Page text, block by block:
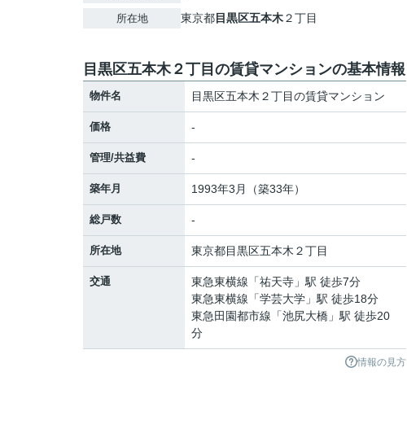
所在地 東京都目黒区五本木２丁目
目黒区五本木２丁目の賃貸マンションの基本情報
物件名 目黒区五本木２丁目の賃貸マンション
価格 -
管理/共益費 -
築年月 1993年3月（築33年）
総戸数 -
所在地 東京都目黒区五本木 ２丁目
交通 東急東横線 「祐天寺 」駅 徒歩7分
東急東横線 「学芸大学 」駅 徒歩18分
東急田園都市線 「池尻大橋 」駅 徒歩20
分
情報の見方